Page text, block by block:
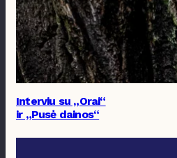
Interviu su „Orai“
ir „Pusė dainos“